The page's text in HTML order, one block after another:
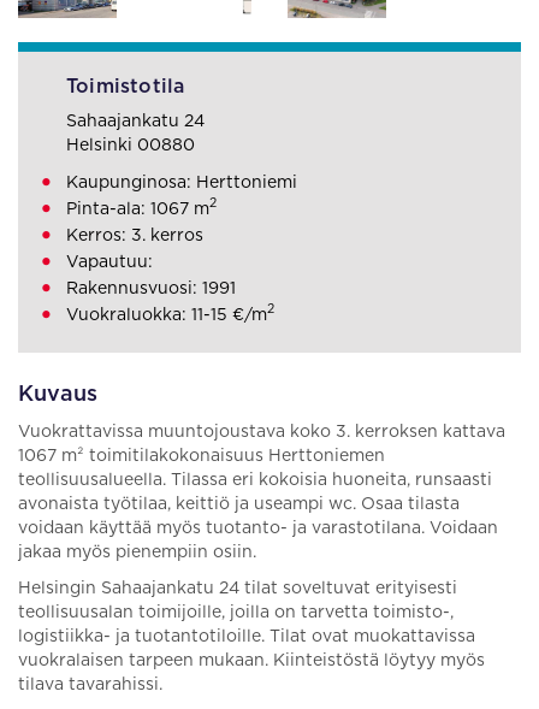
Kuvaus
Vuokrattavissa muuntojoustava koko 3. kerroksen kattava
1067 m² toimitilakokonaisuus Herttoniemen
teollisuusalueella. Tilassa eri kokoisia huoneita, runsaasti
avonaista työtilaa, keittiö ja useampi wc. Osaa tilasta
voidaan käyttää myös tuotanto- ja varastotilana. Voidaan
jakaa myös pienempiin osiin.
Helsingin Sahaajankatu 24 tilat soveltuvat erityisesti
teollisuusalan toimijoille, joilla on tarvetta toimisto-,
logistiikka- ja tuotantotiloille. Tilat ovat muokattavissa
vuokralaisen tarpeen mukaan. Kiinteistöstä löytyy myös
tilava tavarahissi.
Toimistotila
Sahaajankatu 24
Helsinki 00880
Kaupunginosa: Herttoniemi
Pinta-ala: 1067 m2
Kerros: 3. kerros
Vapautuu:
Rakennusvuosi: 1991
Vuokraluokka: 11-15 €/m2